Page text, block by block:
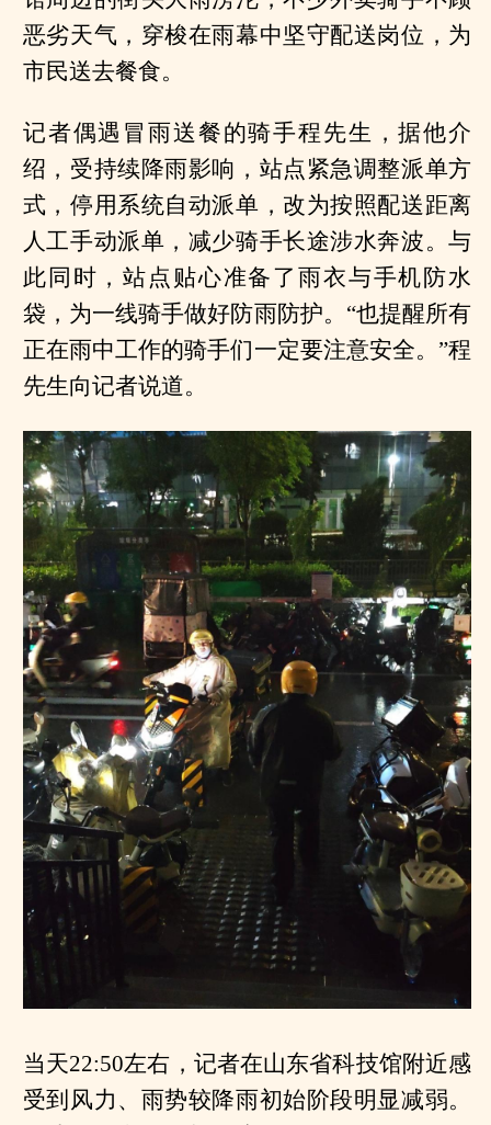
恶劣天气，穿梭在雨幕中坚守配送岗位，为
市民送去餐食。
记者偶遇冒雨送餐的骑手程先生，据他介
绍，受持续降雨影响，站点紧急调整派单方
式，停用系统自动派单，改为按照配送距离
人工手动派单，减少骑手长途涉水奔波。与
此同时，站点贴心准备了雨衣与手机防水
袋，为一线骑手做好防雨防护。“也提醒所有
正在雨中工作的骑手们一定要注意安全。”程
先生向记者说道。
当天22:50左右，记者在山东省科技馆附近感
受到风力、雨势较降雨初始阶段明显减弱。